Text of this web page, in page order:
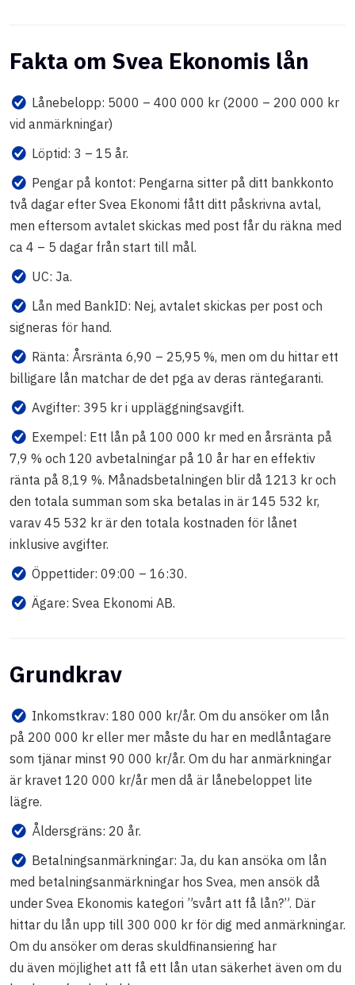
Fakta om Svea Ekonomis lån
Lånebelopp: 5000 – 400 000 kr (2000 – 200 000 kr
vid anmärkningar)
Löptid: 3 – 15 år.
Pengar på kontot: Pengarna sitter på ditt bankkonto
två dagar efter Svea Ekonomi fått ditt påskrivna avtal,
men eftersom avtalet skickas med post får du räkna med
ca 4 – 5 dagar från start till mål.
UC: Ja.
Lån med BankID: Nej, avtalet skickas per post och
signeras för hand.
Ränta: Årsränta 6,90 – 25,95 %, men om du hittar ett
billigare lån matchar de det pga av deras räntegaranti.
Avgifter: 395 kr i uppläggningsavgift.
Exempel: Ett lån på 100 000 kr med en årsränta på
7,9 % och 120 avbetalningar på 10 år har en effektiv
ränta på 8,19 %. Månadsbetalningen blir då 1213 kr och
den totala summan som ska betalas in är 145 532 kr,
varav 45 532 kr är den totala kostnaden för lånet
inklusive avgifter.
Öppettider: 09:00 – 16:30.
Ägare: Svea Ekonomi AB.
Grundkrav
Inkomstkrav: 180 000 kr/år. Om du ansöker om lån
på 200 000 kr eller mer måste du har en medlåntagare
som tjänar minst 90 000 kr/år. Om du har anmärkningar
är kravet 120 000 kr/år men då är lånebeloppet lite
lägre.
Åldersgräns: 20 år.
Betalningsanmärkningar: Ja, du kan ansöka om lån
med betalningsanmärkningar hos Svea, men ansök då
under Svea Ekonomis kategori ”svårt att få lån?”. Där
hittar du lån upp till 300 000 kr för dig med anmärkningar.
Om du ansöker om deras skuldfinansiering har
du även möjlighet att få ett lån utan säkerhet även om du